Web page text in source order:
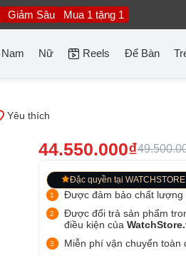
Giảm Sâu Mua 1 tặng 1
Nam Nữ Reels Để Bàn
Yêu thích
44.550.000₫
Đặc quyền tại WATCHSTORE
Được đảm bảo chất lượng
Được đổi trả sản phẩm
điều kiện của
Miễn phí vận chuyển toàn